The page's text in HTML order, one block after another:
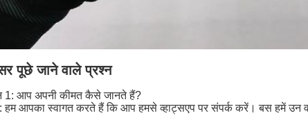
पूछे जाने वाले प्रश्न
1: आप अपनी कीमत कैसे जानते हैं?
हम आपका स्वागत करते हैं कि आप हमसे व्हाट्सएप पर संपर्क करें। बस हमें